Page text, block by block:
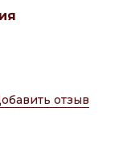
отзыв